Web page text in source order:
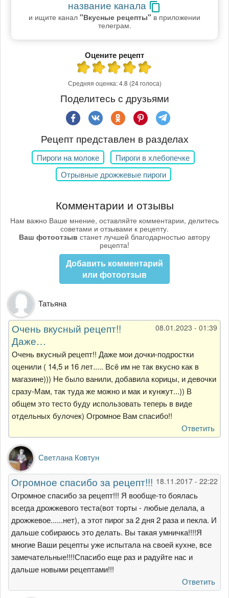
название канала
и ищите канал "Вкусные рецепты" в приложении
телеграм.
Оцените рецепт
Средняя оценка:4.8 (24 голоса)
Поделитесь с друзьями
Рецепт представлен в разделах
Пироги на молоке
Пироги в хлебопечке
Отрывные дрожжевые пироги
Комментарии и отзывы
Нам важно Ваше мнение, оставляйте комментарии, делитесь
советами и отзывами к рецепту.
Ваш фотоотзыв станет лучшей благодарностью автору
рецепта!
Добавить комментарий
или фотоотзыв
Татьяна
08.01.2023 - 01:39
Очень вкусный рецепт!!
Даже…
Очень вкусный рецепт!! Даже мои дочки-подростки
оценили ( 14,5 и 16 лет..... Всë им не так вкусно как в
магазине))) Не было ванили, добавила корицы, и девочки
сразу-Мам, так туда же можно и мак и кунжут...)) В
общем это тесто буду использовать теперь в виде
отдельных булочек) Огромное Вам спасибо!!
Ответить
Светлана Ковтун
18.11.2017 - 22:22
Огромное спасибо за рецепт!!!
Огромное спасибо за рецепт!!! Я вообще-то боялась
всегда дрожжевого теста(вот торты - любые делала, а
дрожжевое......нет), а этот пирог за 2 дня 2 раза и пекла. И
дальше собираюсь это делать. Вы такая умничка!!!!Я
многие Ваши рецепты уже испытала на своей кухне, все
замечательные!!!!Спасибо еще раз и радуйте нас и
дальше новыми рецептами!!!
Ответить